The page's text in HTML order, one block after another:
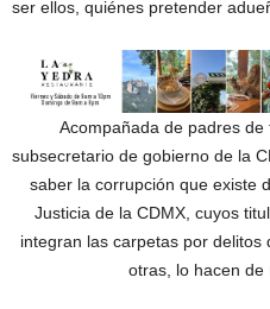
ser ellos, quiénes pretender
Acompañada de padres
subsecretario de gobierno de la
saber la corrupción que existe
Justicia de la CDMX, cuyos
integran las carpetas por
otras, lo hacen de